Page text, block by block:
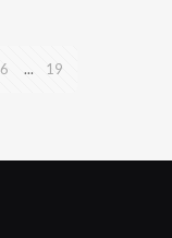
6 ... 19